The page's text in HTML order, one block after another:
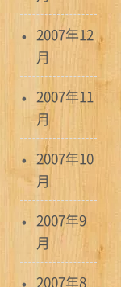
2007年12
月
2007年11
月
2007年10
月
2007年9
月
2007年8